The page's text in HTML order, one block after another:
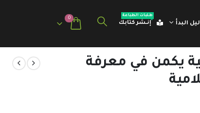
البدأ إنـشر كتابك
طلبات الطباعة 0
يكمن في معرفة